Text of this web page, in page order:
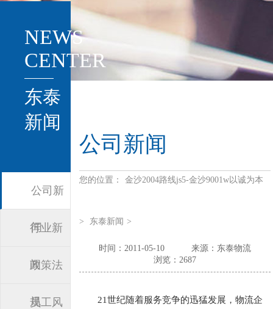
NEWS
CENTER
东泰
新闻
公司新
闻
行业新
闻
政策法
规
员工风
公司新闻
您的位置： 金沙2004路线js5-金沙9001w以诚为本
> 东泰新闻 >
时间：2011-05-10
来源：东泰物流
浏览：2687
21世纪随着服务竞争的迅猛发展，物流企